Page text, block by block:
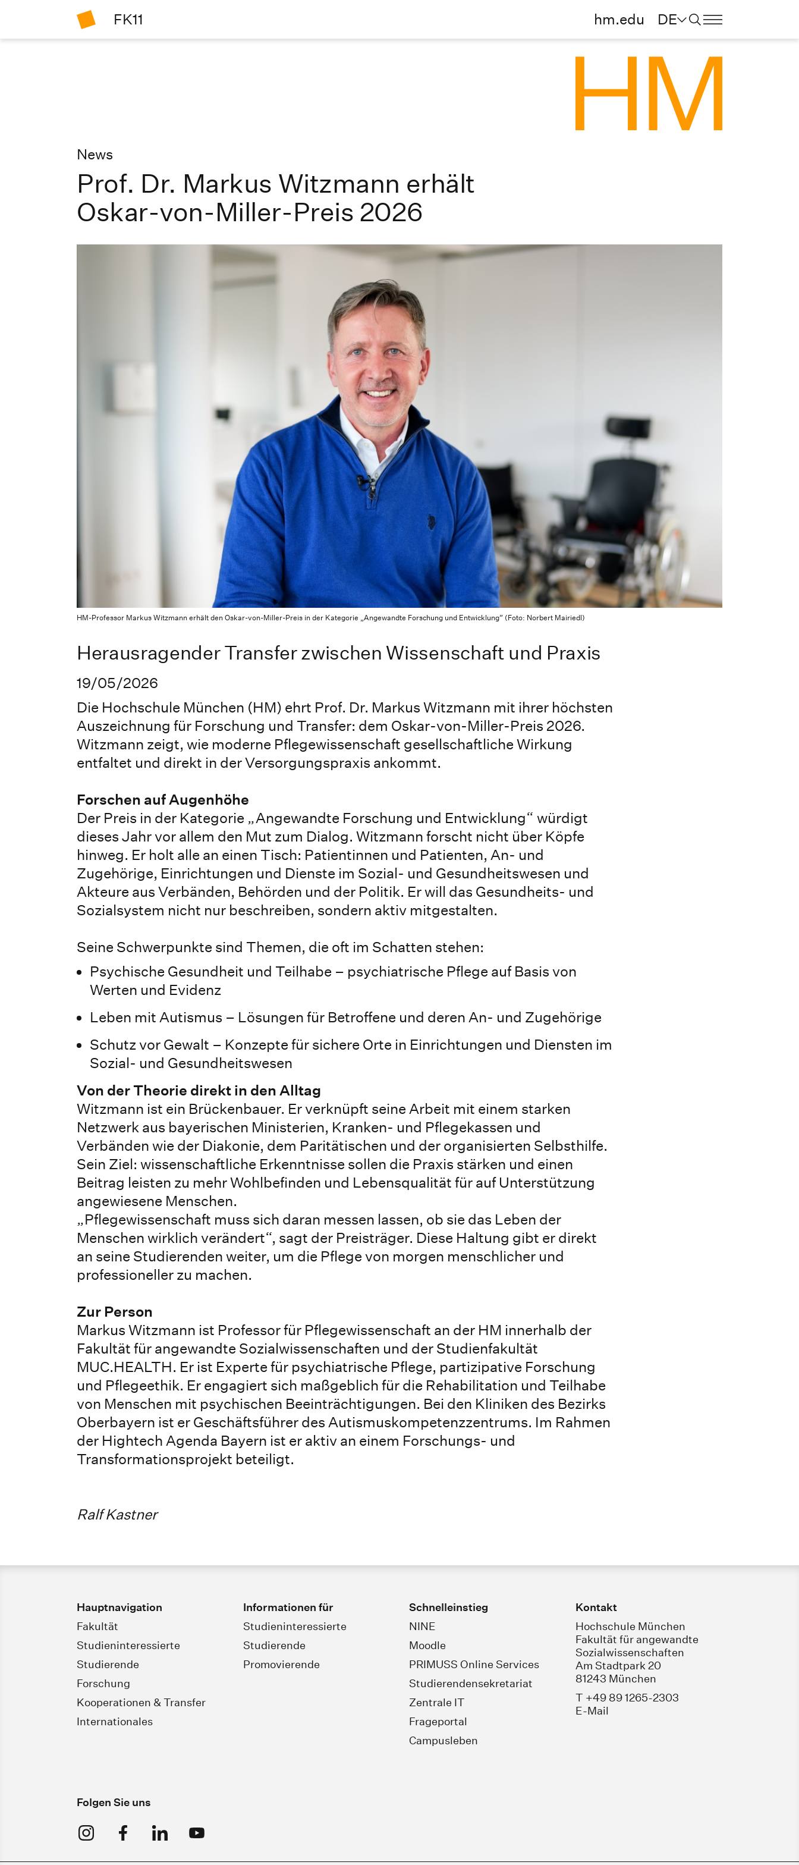
FK11 hm.edu DE
News
Prof. Dr. Markus Witzmann erhält
Oskar-von-Miller-Preis 2026
HM-Professor Markus Witzmann erhält den Oskar-von-Miller-Preis in der Kategorie „Angewandte Forschung und Entwicklung” (Foto: Norbert Mairiedl)
Herausragender Transfer zwischen Wissenschaft und Praxis
19/05/2026
Die Hochschule München (HM) ehrt Prof. Dr. Markus Witzmann mit ihrer höchsten
Auszeichnung für Forschung und Transfer: dem Oskar-von-Miller-Preis 2026.
Witzmann zeigt, wie moderne Pflegewissenschaft gesellschaftliche Wirkung
entfaltet und direkt in der Versorgungspraxis ankommt.
Forschen auf Augenhöhe
Der Preis in der Kategorie „Angewandte Forschung und Entwicklung“ würdigt
dieses Jahr vor allem den Mut zum Dialog. Witzmann forscht nicht über Köpfe
hinweg. Er holt alle an einen Tisch: Patientinnen und Patienten, An- und
Zugehörige, Einrichtungen und Dienste im Sozial- und Gesundheitswesen und
Akteure aus Verbänden, Behörden und der Politik. Er will das Gesundheits- und
Sozialsystem nicht nur beschreiben, sondern aktiv mitgestalten.
Seine Schwerpunkte sind Themen, die oft im Schatten stehen:
Psychische Gesundheit und Teilhabe – psychiatrische Pflege auf Basis von
Werten und Evidenz
Leben mit Autismus – Lösungen für Betroffene und deren An- und Zugehörige
Schutz vor Gewalt – Konzepte für sichere Orte in Einrichtungen und Diensten im
Sozial- und Gesundheitswesen
Von der Theorie direkt in den Alltag
Witzmann ist ein Brückenbauer. Er verknüpft seine Arbeit mit einem starken
Netzwerk aus bayerischen Ministerien, Kranken- und Pflegekassen und
Verbänden wie der Diakonie, dem Paritätischen und der organisierten Selbsthilfe.
Sein Ziel: wissenschaftliche Erkenntnisse sollen die Praxis stärken und einen
Beitrag leisten zu mehr Wohlbefinden und Lebensqualität für auf Unterstützung
angewiesene Menschen.
„Pflegewissenschaft muss sich daran messen lassen, ob sie das Leben der
Menschen wirklich verändert“, sagt der Preisträger. Diese Haltung gibt er direkt
an seine Studierenden weiter, um die Pflege von morgen menschlicher und
professioneller zu machen.
Zur Person
Markus Witzmann ist Professor für Pflegewissenschaft an der HM innerhalb der
Fakultät für angewandte Sozialwissenschaften und der Studienfakultät
MUC.HEALTH. Er ist Experte für psychiatrische Pflege, partizipative Forschung
und Pflegeethik. Er engagiert sich maßgeblich für die Rehabilitation und Teilhabe
von Menschen mit psychischen Beeinträchtigungen. Bei den Kliniken des Bezirks
Oberbayern ist er Geschäftsführer des Autismuskompetenzzentrums. Im Rahmen
der Hightech Agenda Bayern ist er aktiv an einem Forschungs- und
Transformationsprojekt beteiligt.
Ralf Kastner
Hauptnavigation
Fakultät
Studieninteressierte
Studierende
Forschung
Kooperationen & Transfer
Internationales
Informationen für
Studieninteressierte
Studierende
Promovierende
Schnelleinstieg
NINE
Moodle
PRIMUSS Online Services
Studierendensekretariat
Zentrale IT
Frageportal
Campusleben
Kontakt
Hochschule München
Fakultät für angewandte
Sozialwissenschaften
Am Stadtpark 20
81243 München
T +49 89 1265-2303
E-Mail
Folgen Sie uns